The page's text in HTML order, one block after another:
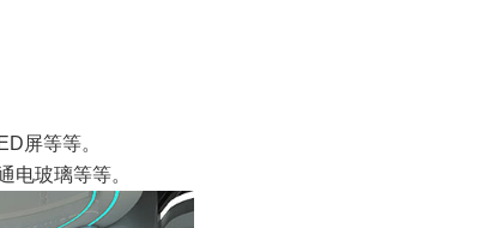
屏等等。
玻璃等等。